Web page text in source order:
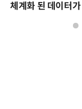
체계화 된 데이터